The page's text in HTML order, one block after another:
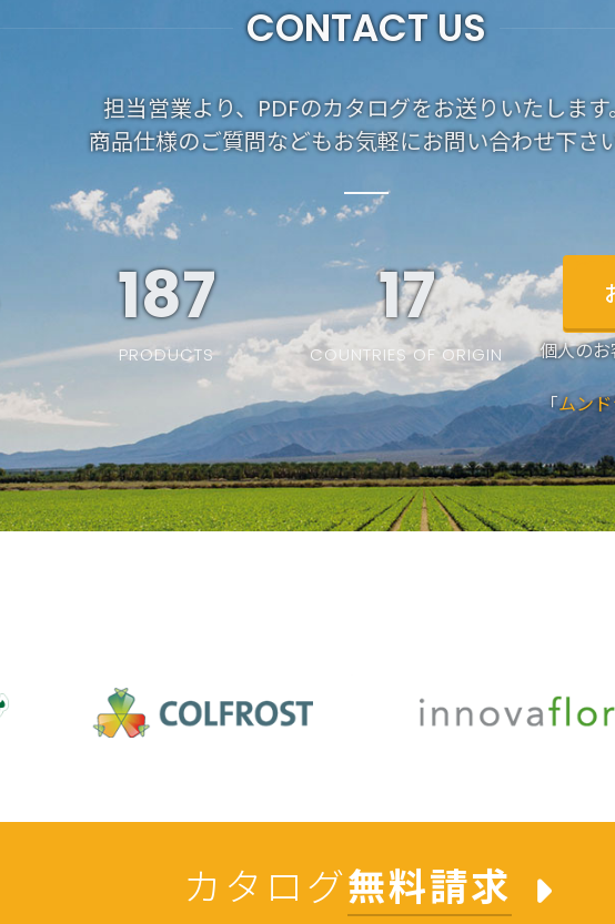
CONTACT US
担当営業より、PDFのカタログをお送りいたします
商品仕様のご質問などもお気軽にお問い合わせ下さ
187
PRODUCTS
19
COUNTRIES OF ORIGIN 個人の
「ムン
カタログ無料請求